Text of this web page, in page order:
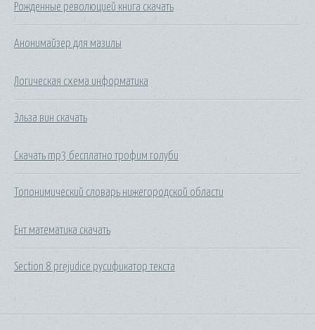
Рожденные революцией книга скачать
Анонимайзер для мазилы
Логическая схема информатика
Эльза вин скачать
Скачать mp3 бесплатно трофим голуби
Топонимический словарь нижегородской области
Ент математика скачать
Section 8 prejudice русификатор текста